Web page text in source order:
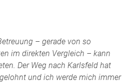
– gerade von so
im direkten Vergleich – kann
Der Weg nach Karlsfeld hat
und ich werde mich immer